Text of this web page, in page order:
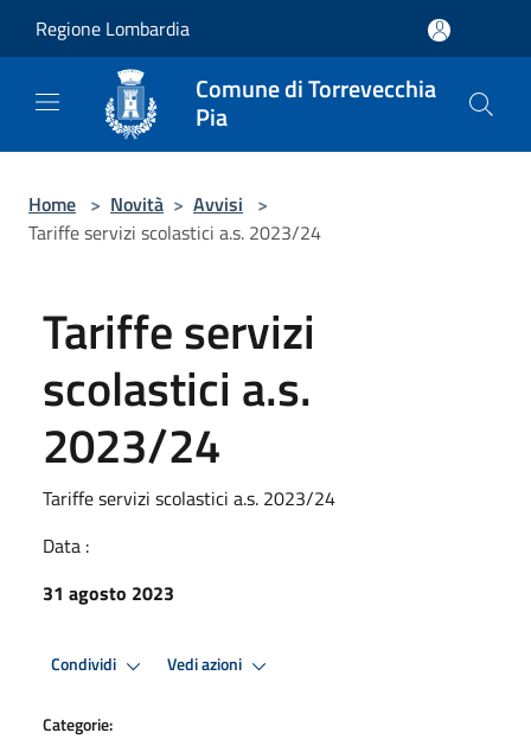
Regione Lombardia
Comune di Torrevecchia
Pia
Home > Novità > Avvisi >
Tariffe servizi scolastici a.s. 2023/24
Tariffe servizi
scolastici a.s.
2023/24
Tariffe servizi scolastici a.s. 2023/24
Data :
31 agosto 2023
Condividi Vedi azioni
Categorie: